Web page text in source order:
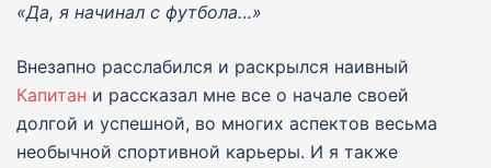
«Да, я начинал с футбола…»
Внезапно расслабился и раскрылся наивный
Капитан и рассказал мне все о начале своей
долгой и успешной, во многих аспектов весьма
необычной спортивной карьеры. И я также